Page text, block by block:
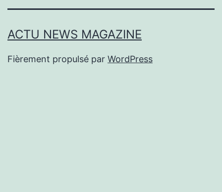
ACTU NEWS MAGAZINE
Fièrement propulsé par WordPress